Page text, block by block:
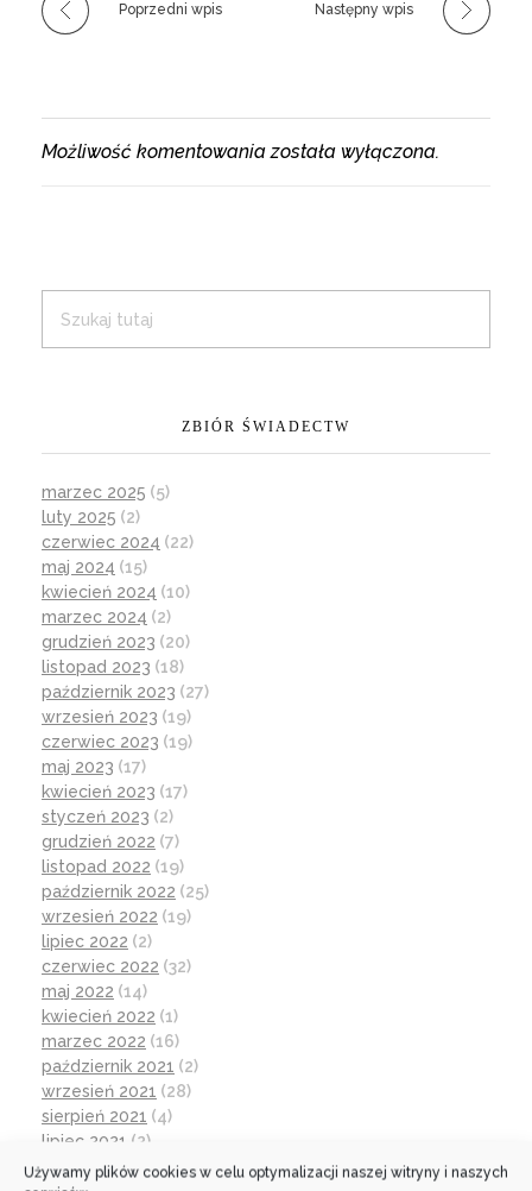
Używamy plików cookies w celu optymalizacji naszej witryny i naszych
Poprzedni wpis Następny wpis
Możliwość komentowania została wyłączona.
ZBIÓR ŚWIADECTW
marzec 2025 (5)
luty 2025 (2)
czerwiec 2024 (22)
maj 2024 (15)
kwiecień 2024 (10)
marzec 2024 (2)
grudzień 2023 (20)
listopad 2023 (18)
październik 2023 (27)
wrzesień 2023 (19)
czerwiec 2023 (19)
maj 2023 (17)
kwiecień 2023 (17)
styczeń 2023 (2)
grudzień 2022 (7)
listopad 2022 (19)
październik 2022 (25)
wrzesień 2022 (19)
lipiec 2022 (2)
czerwiec 2022 (32)
maj 2022 (14)
kwiecień 2022 (1)
marzec 2022 (16)
październik 2021 (2)
wrzesień 2021 (28)
sierpień 2021 (4)
lipiec 2021 (2)
czerwiec 2021(27)